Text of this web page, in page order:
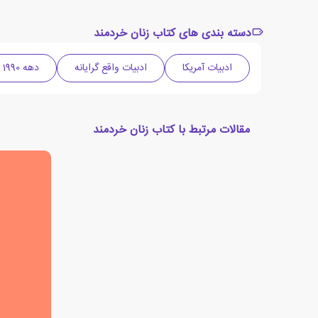
دسته بندی های کتاب زنان خردمند
ادبیات آمریکا ادبیات واقع گرایانه دهه 1990 میلادی
مقالات مرتبط با کتاب زنان خردمند